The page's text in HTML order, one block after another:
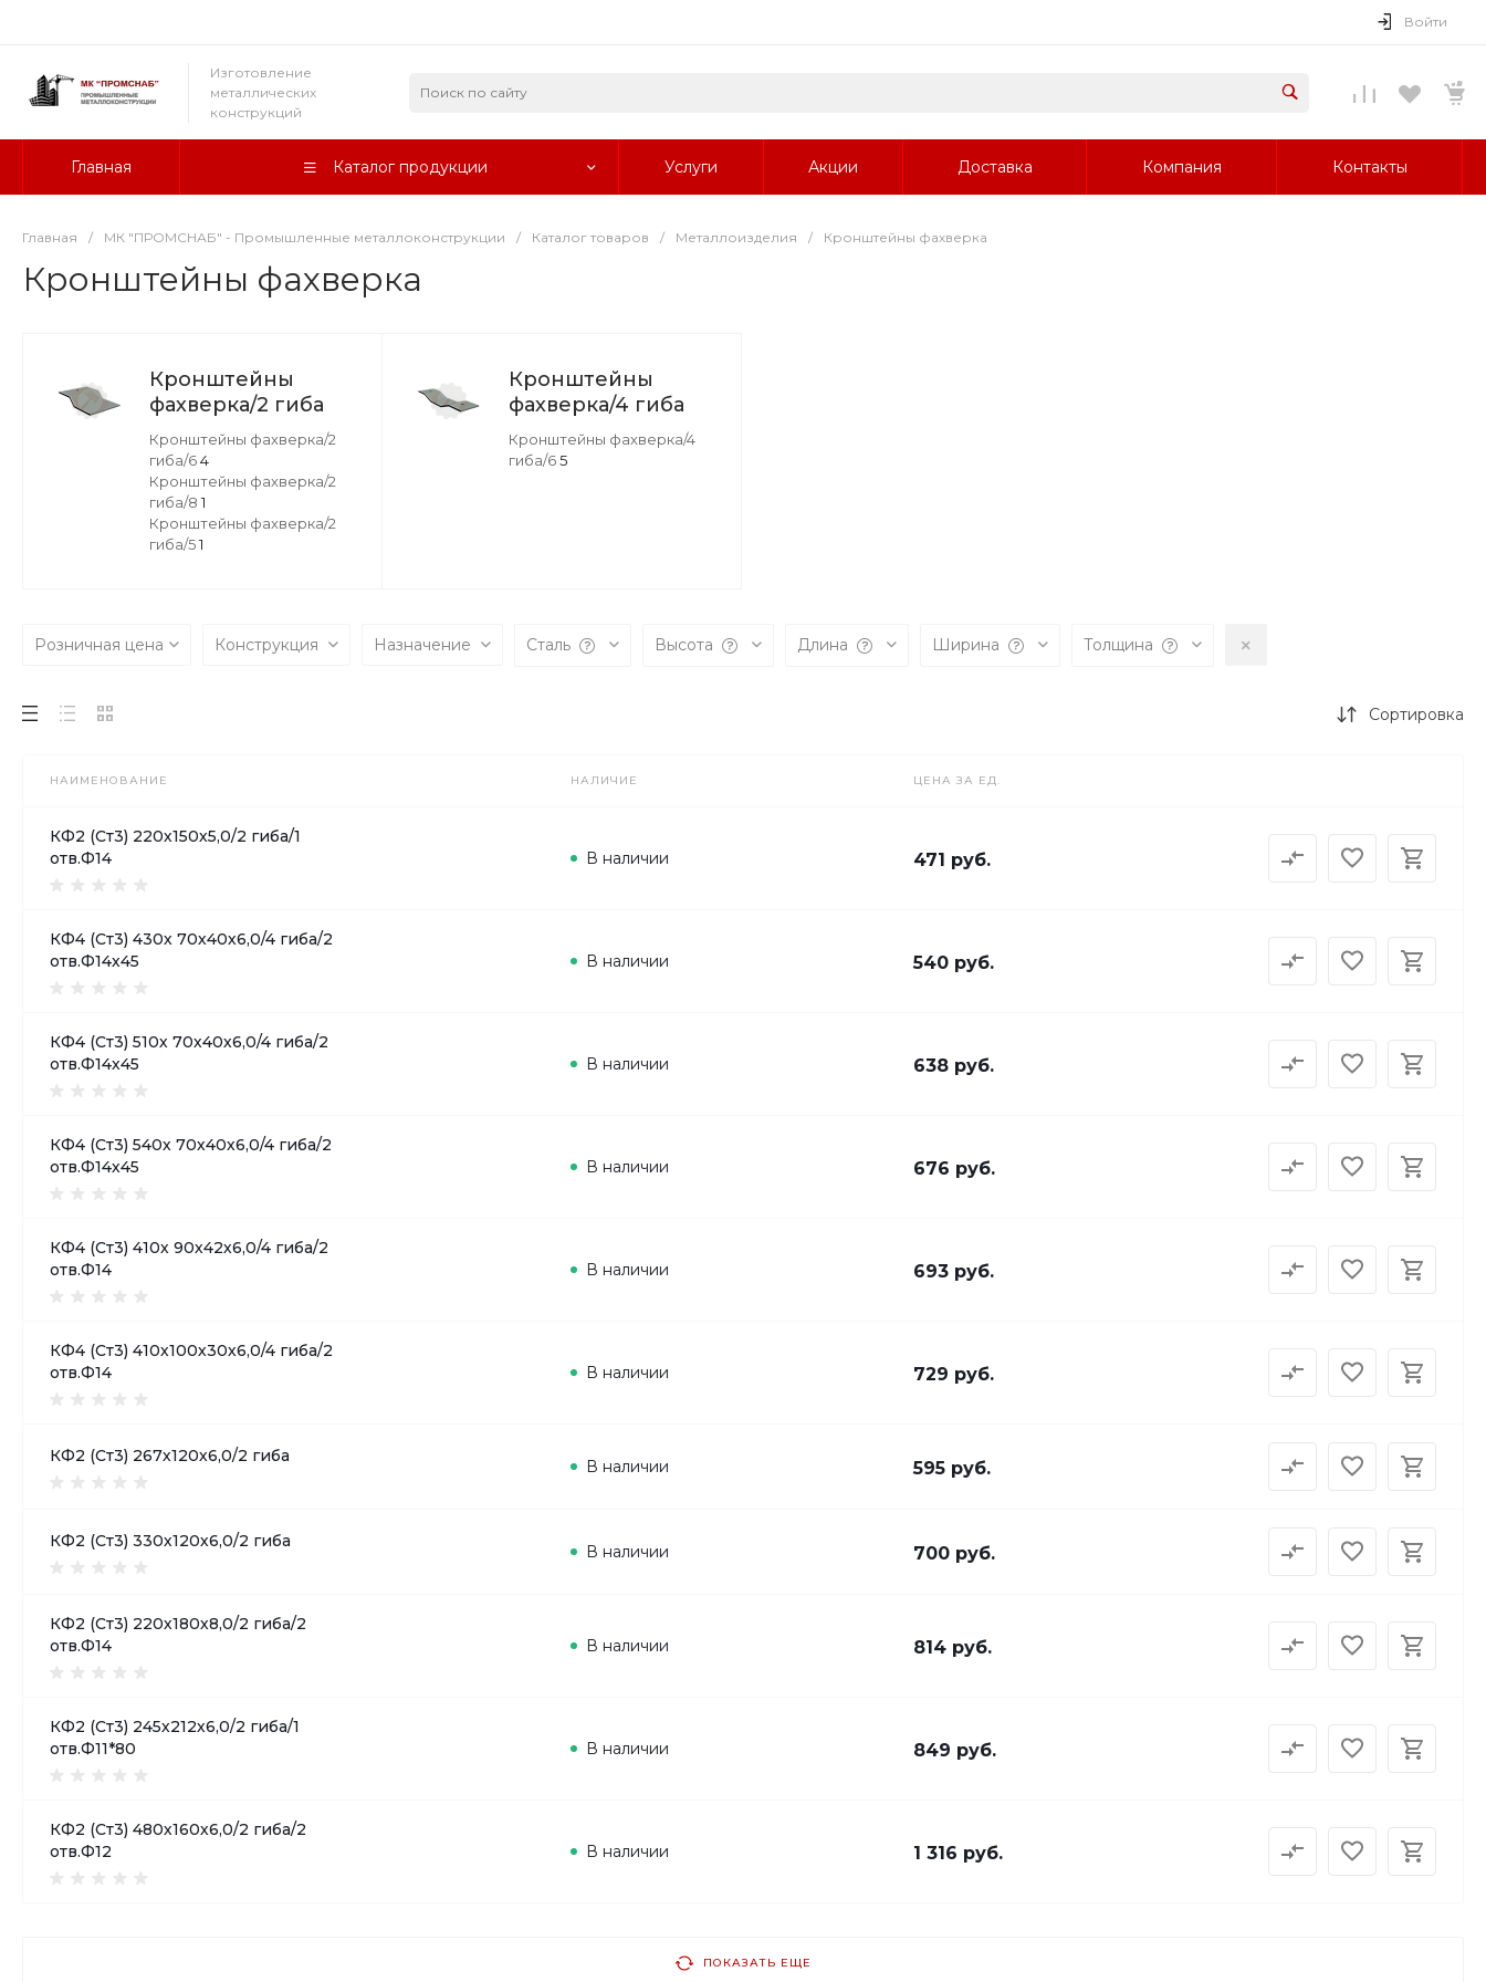
Войти
Изготовление
металлических
конструкций
Главная Каталог продукции Услуги Акции Доставка Компания Контакты
Главная / МК "ПРОМСНАБ" - Промышленные металлоконструкции / Каталог товаров / Металлоизделия / Кронштейны фахверка
Кронштейны фахверка
Кронштейны
фахверка/2 гиба
Кронштейны фахверка/2
гиба/64
Кронштейны фахверка/2
гиба/8 1
Кронштейны фахверка/2
гиба/51
Кронштейны
фахверка/4 гиба
Кронштейны фахверка/4
гиба/65
Розничная цена Конструкция Назначение Сталь Высота Длина Ширина Толщина
Сортировка
НАИМЕНОВАНИЕ НАЛИЧИЕ ЦЕНА ЗА ЕД.
КФ2 (Ст3) 220х150х5,0/2 гиба/1
отв.Ф14
В наличии 471 руб.
КФ4 (Ст3) 430х 70х40х6,0/4 гиба/2
отв.Ф14х45
В наличии 540 руб.
КФ4 (Ст3) 510х 70х40х6,0/4 гиба/2
отв.Ф14х45
В наличии 638 руб.
КФ4 (Ст3) 540х 70х40х6,0/4 гиба/2
отв.Ф14х45
В наличии 676 руб.
КФ4 (Ст3) 410х 90х42х6,0/4 гиба/2
отв.Ф14
В наличии 693 руб.
КФ4 (Ст3) 410х100х30х6,0/4 гиба/2
отв.Ф14
В наличии 729 руб.
КФ2 (Ст3) 267х120х6,0/2 гиба
В наличии 595 руб.
КФ2 (Ст3) 330х120х6,0/2 гиба
В наличии 700 руб.
КФ2 (Ст3) 220х180х8,0/2 гиба/2
отв.Ф14
В наличии 814 руб.
КФ2 (Ст3) 245х212х6,0/2 гиба/1
отв.Ф11*80
В наличии 849 руб.
КФ2 (Ст3) 480х160х6,0/2 гиба/2
отв.Ф12
В наличии 1 316 руб.
ПОКАЗАТЬ ЕЩЕ